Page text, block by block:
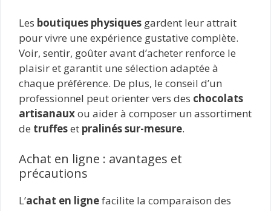
Les boutiques physiques gardent leur attrait
pour vivre une expérience gustative complète.
Voir, sentir, goûter avant d’acheter renforce le
plaisir et garantit une sélection adaptée à
chaque préférence. De plus, le conseil d’un
professionnel peut orienter vers des chocolats
artisanauxou aider à composer un assortiment
de truffeset pralinés sur-mesure.
Achat en ligne : avantages et
précautions
L’achat en lignefacilite la comparaison des